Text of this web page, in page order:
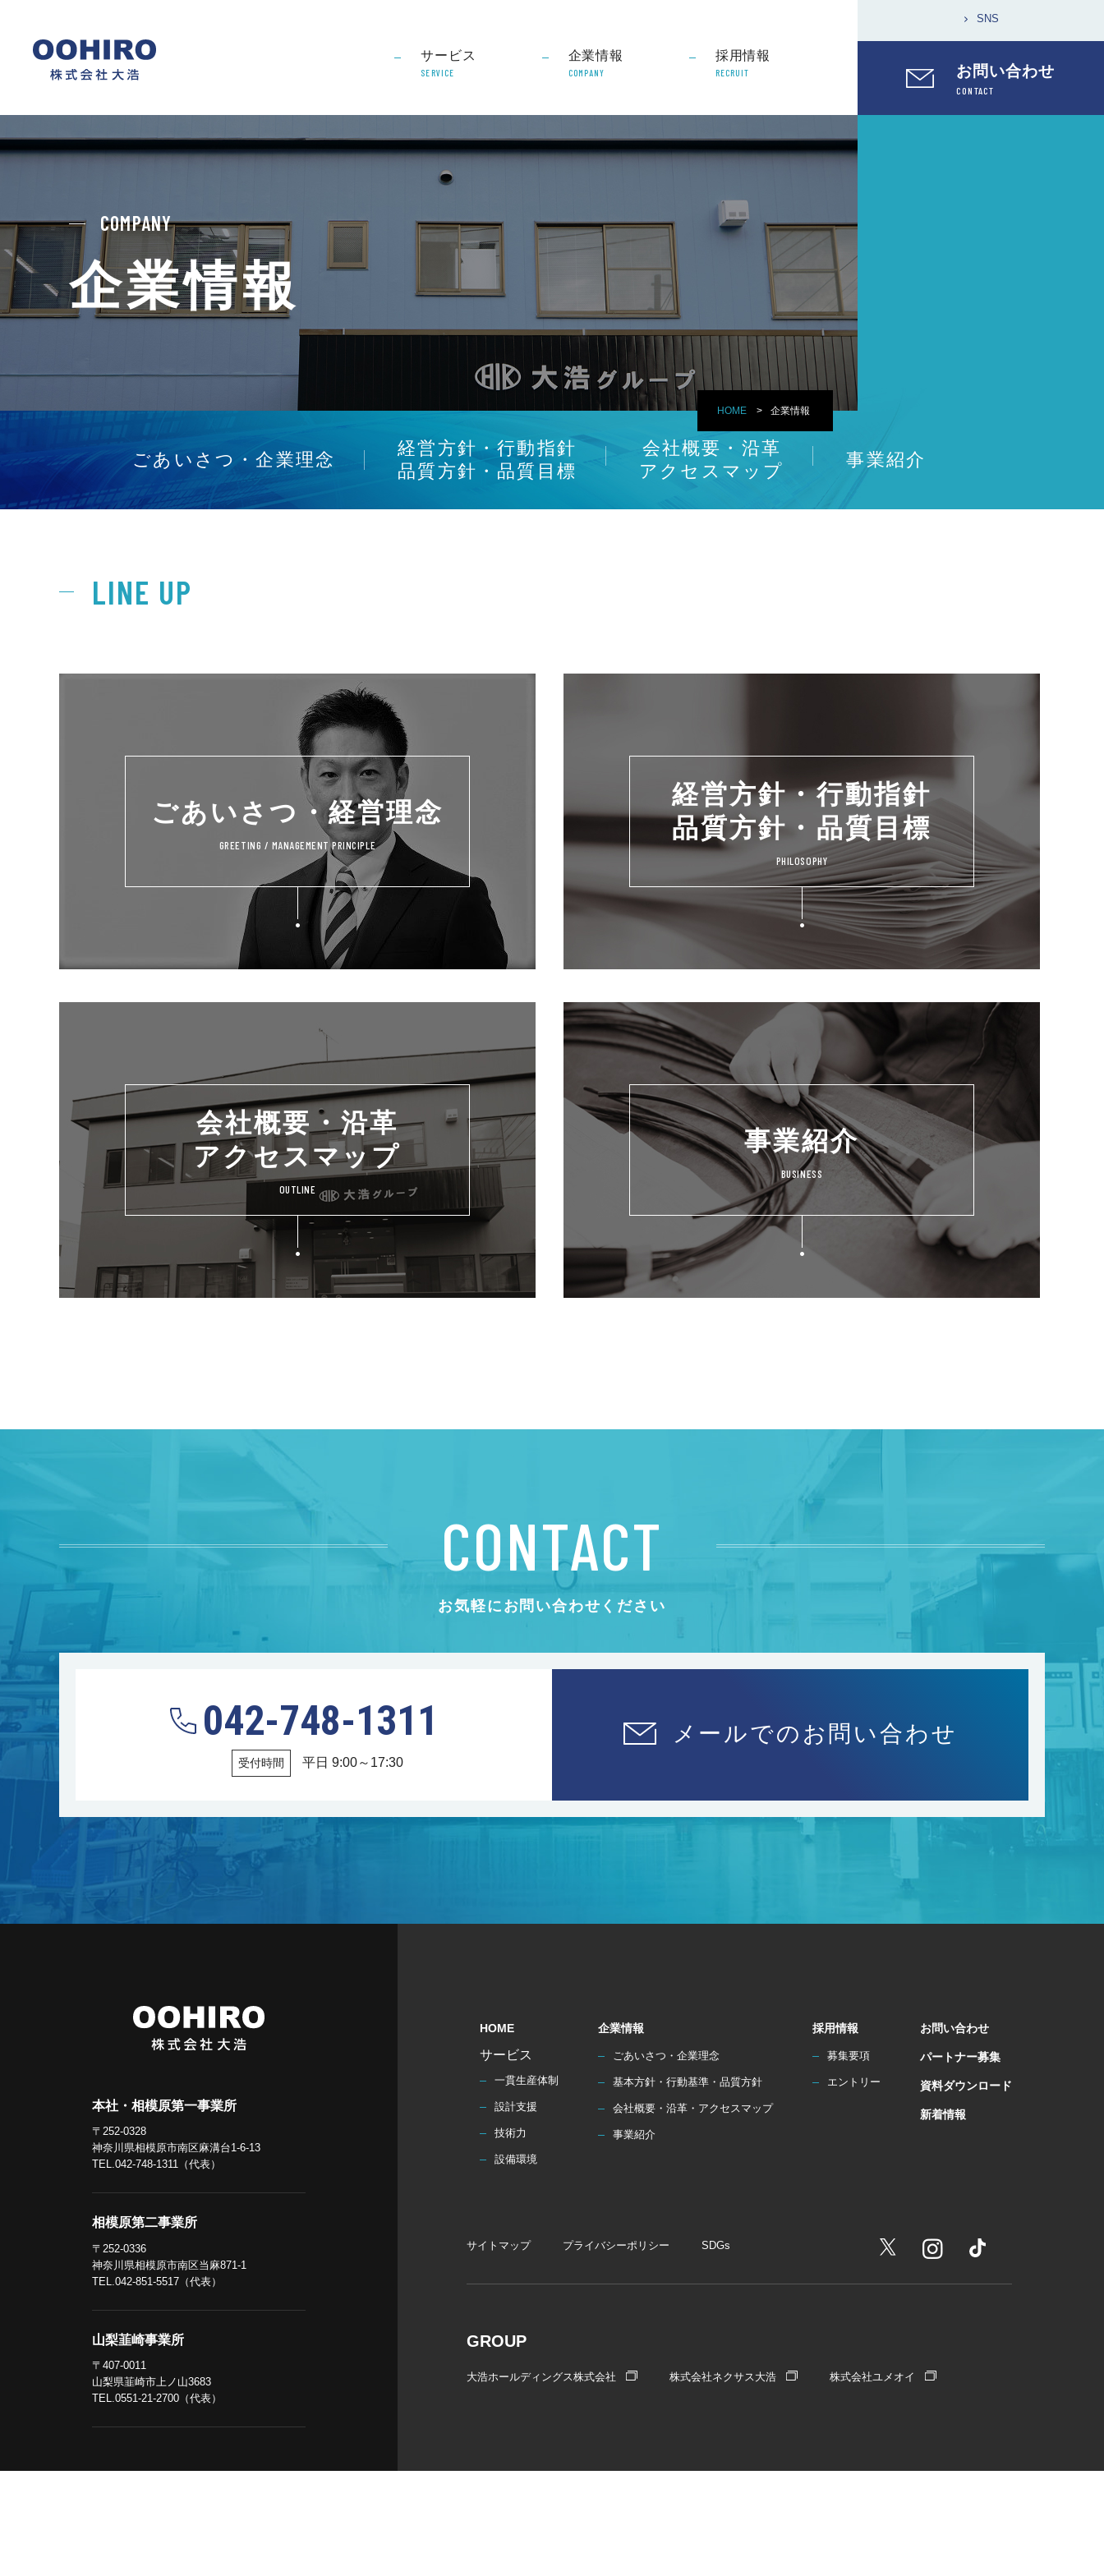
サービス
SERVICE
企業情報
COMPANY
採用情報
RECRUIT
SNS
お問い合わせ
CONTACT
COMPANY
企業情報
HOME 企業情報
ごあいさつ・企業理念
経営方針・行動指針
品質方針・品質目標
会社概要・沿革
アクセスマップ
事業紹介
LINE UP
ごあいさつ・経営理念
GREETING / MANAGEMENT PRINCIPLE
経営方針・行動指針
品質方針・品質目標
PHILOSOPHY
会社概要・沿革
アクセスマップ
OUTLINE
事業紹介
BUSINESS
CONTACT
お気軽にお問い合わせください
042-748-1311
受付時間 平日 9:00～17:30
メールでのお問い合わせ
本社・相模原第一事業所
〒252-0328
神奈川県相模原市南区麻溝台1-6-13
TEL.042-748-1311（代表）
相模原第二事業所
〒252-0336
神奈川県相模原市南区当麻871-1
TEL.042-851-5517（代表）
山梨韮崎事業所
〒407-0011
山梨県韮崎市上ノ山3683
TEL.0551-21-2700（代表）
HOME
サービス
一貫生産体制
設計支援
技術力
設備環境
企業情報
ごあいさつ・企業理念
基本方針・行動基準・品質方針
会社概要・沿革・アクセスマップ
事業紹介
採用情報
募集要項
エントリー
お問い合わせ
パートナー募集
資料ダウンロード
新着情報
サイトマップ プライバシーポリシー SDGs
GROUP
大浩ホールディングス株式会社 株式会社ネクサス大浩 株式会社ユメオイ